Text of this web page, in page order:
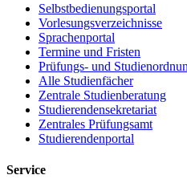
Selbstbedienungsportal
Vorlesungsverzeichnisse
Sprachenportal
Termine und Fristen
Prüfungs- und
Alle Studienfächer
Zentrale Studienberatung
Studierendensekretariat
Zentrales Prüfungsamt
Studierendenportal
Service